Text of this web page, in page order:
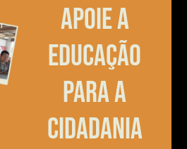
Apoie a
educação
para a
cidadania